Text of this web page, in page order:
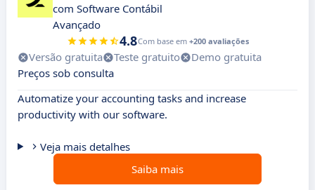
com Software Contábil
Avançado
4.8Com base em +200 avaliações
Versão gratuita Teste gratuito
Demo gratuita
Preços sob consulta
Automatize your accounting tasks and increase
productivity with our software.
Veja mais detalhes
Saiba mais